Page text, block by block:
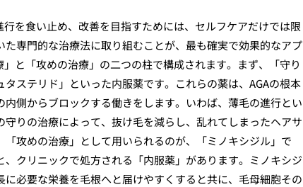
を食い止め、改善を目指すためには、セルフケアだけでは限
専門的な治療法に取り組むことが、最も確実で効果的なアプ
と「攻めの治療」の二つの柱で構成されます。まず、「守り
ステリド」といった内服薬です。これらの薬は、AGAの根本
側からブロックする働きをします。いわば、薄毛の進行とい
りの治療によって、抜け毛を減らし、乱れてしまったヘアサ
攻めの治療」として用いられるのが、「ミノキシジル」で
クリニックで処方される「内服薬」があります。ミノキシジ
必要な栄養を毛根へと届けやすくすると共に、毛母細胞その